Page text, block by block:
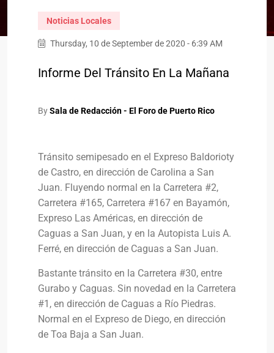
Noticias Locales
Thursday, 10 de September de 2020 - 6:39 AM
Informe Del Tránsito En La Mañana
BySala de Redacción - El Foro de Puerto Rico
Tránsito semipesado en el Expreso Baldorioty
de Castro, en dirección de Carolina a San
Juan. Fluyendo normal en la Carretera #2,
Carretera #165, Carretera #167 en Bayamón,
Expreso Las Américas, en dirección de
Caguas a San Juan, y en la Autopista Luis A.
Ferré, en dirección de Caguas a San Juan.
Bastante tránsito en la Carretera #30, entre
Gurabo y Caguas. Sin novedad en la Carretera
#1, en dirección de Caguas a Río Piedras.
Normal en el Expreso de Diego, en dirección
de Toa Baja a San Juan.